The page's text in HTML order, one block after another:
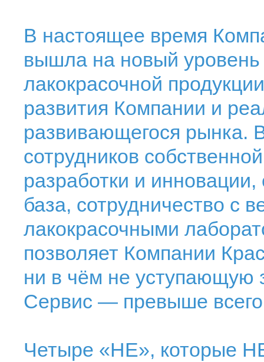
В настоящее время
вышла на новый уровень
лакокрасочной
развития Компании и
развивающегося рынка.
сотрудников
разработки и
база, сотрудничество с
лакокрасочными
позволяет Компании
ни в чём не уступающую
Сервис — превыше всего
Четыре «НЕ», которые